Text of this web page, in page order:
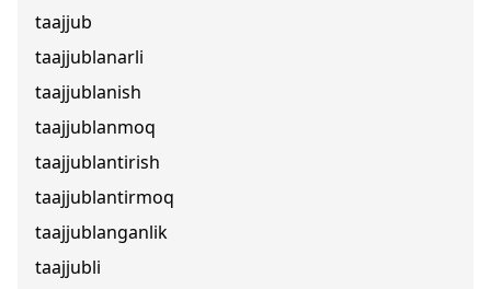
taajjub
taajjublanarli
taajjublanish
taajjublanmoq
taajjublantirish
taajjublantirmoq
taajjublanganlik
taajjubli